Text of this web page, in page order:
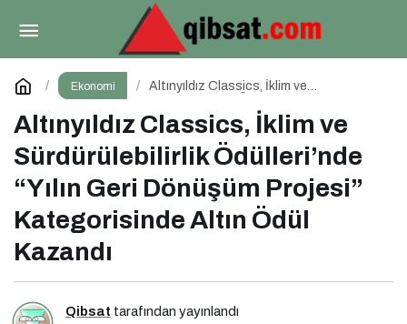
Ekonomi
Altınyıldız Classics, İklim ve
Dönüşüm Projesi” Kategorisinde Altın
Ödül Kazandı
Altınyıldız Classics, İklim ve
Sürdürülebilirlik Ödülleri’nde
“Yılın Geri Dönüşüm Projesi”
Kategorisinde Altın Ödül
Kazandı
Qibsat tarafından yayınlandı
Dijital Kriz Yönetimi Nedir Etkili Dijital Kriz
Yönetimi için 10 Altın İpucu
Yorum Yap